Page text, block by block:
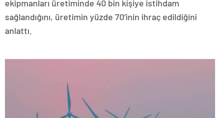
ekipmanları üretiminde 40 bin kişiye istihdam
sağlandığını, üretimin yüzde 70’inin ihraç edildiğini
anlattı.